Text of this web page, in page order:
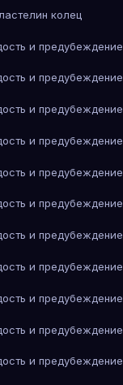
колец
и предубеждение
и предубеждение
и предубеждение
и предубеждение
и предубеждение
и предубеждение
и предубеждение
и предубеждение
и предубеждение
и предубеждение
и предубеждение